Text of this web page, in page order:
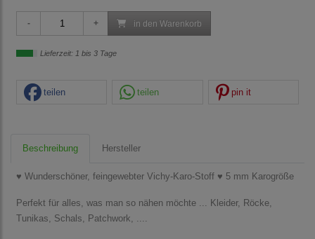
in den Warenkorb
Lieferzeit: 1 bis 3 Tage
teilen teilen pin it
Beschreibung Hersteller
♥ Wunderschöner, feingewebter Vichy-Karo-Stoff ♥ 5 mm Karogröße
Perfekt für alles, was man so nähen möchte ... Kleider, Röcke,
Tunikas, Schals, Patchwork, ....